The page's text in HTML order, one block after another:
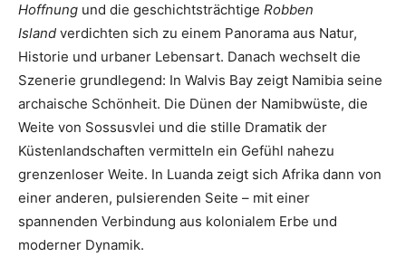
Hoffnung und die geschichtsträchtige Robben
Island verdichten sich zu einem Panorama aus Natur,
Historie und urbaner Lebensart. Danach wechselt die
Szenerie grundlegend: In Walvis Bay zeigt Namibia seine
archaische Schönheit. Die Dünen der Namibwüste, die
Weite von Sossusvlei und die stille Dramatik der
Küstenlandschaften vermitteln ein Gefühl nahezu
grenzenloser Weite. In Luanda zeigt sich Afrika dann von
einer anderen, pulsierenden Seite – mit einer
spannenden Verbindung aus kolonialem Erbe und
moderner Dynamik.